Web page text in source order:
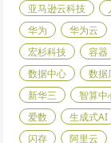
亚马逊云科技
华为
华为云
宏杉科技
容器
数据中心
数据
新华三
智算中
爱数
生成式AI
闪存
阿里云